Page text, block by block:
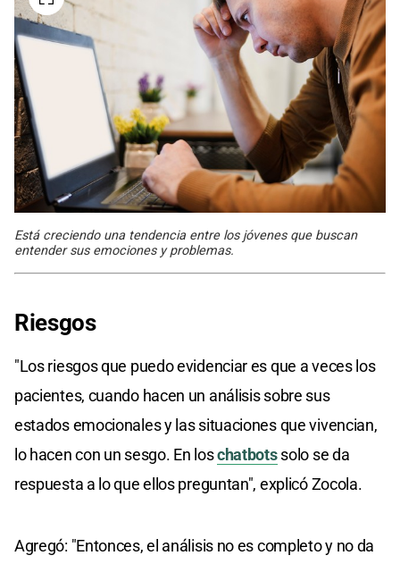
Está creciendo una tendencia entre los jóvenes que buscan
entender sus emociones y problemas.
Riesgos
"Los riesgos que puedo evidenciar es que a veces los
pacientes, cuando hacen un análisis sobre sus
estados emocionales y las situaciones que vivencian,
lo hacen con un sesgo. En loschatbotssolo se da
respuesta a lo que ellos preguntan", explicó Zocola.
Agregó: "Entonces, el análisis no es completo y no da